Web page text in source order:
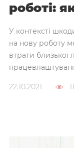
роботі:
У контексті
на нову роботу
втрати близької
22.10.2021